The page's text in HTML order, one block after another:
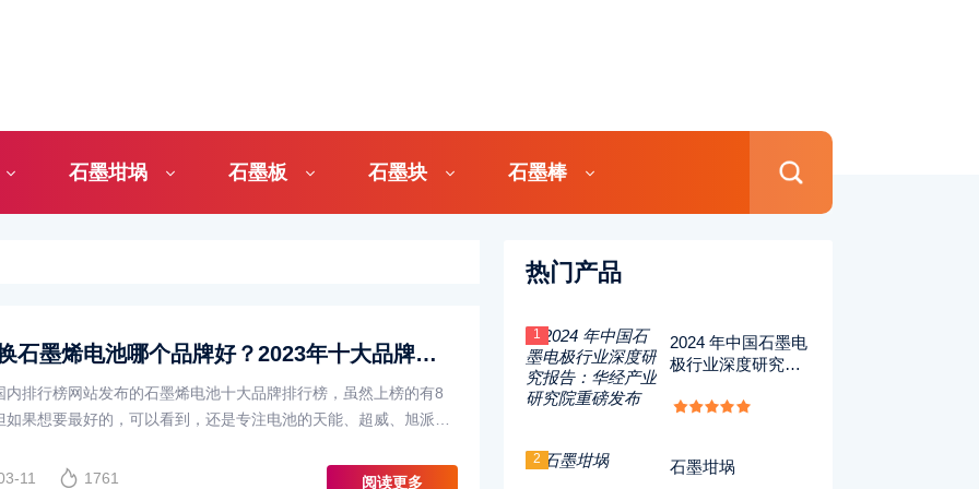
石墨坩埚 石墨板 石墨块 石墨棒
电动车换石墨烯电池哪个品牌好？2023年十大品牌排行榜揭晓
内排行榜网站发布的石墨烯电池十大品牌排行榜，虽然上榜的有8
如果想要最好的，可以看到，还是专注电池的天能、超威、旭派最
11
1761 阅读更多
热门产品
1
2024 年中国石墨电
极行业深度研究报
院重磅发布
2 石墨坩埚